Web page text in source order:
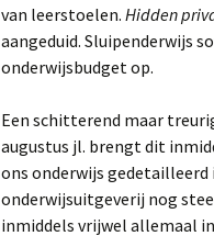
van leerstoelen. Hidden
aangeduid. Sluipenderwijs
onderwijsbudget op.
Een schitterend maar
augustus jl. brengt dit
ons onderwijs
onderwijsuitgeverij nog
inmiddels vrijwel allemaal